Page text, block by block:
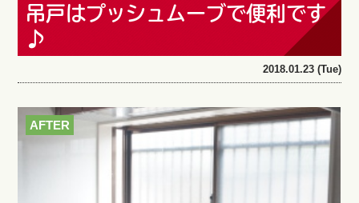
吊戸はプッシュムーブで便利です
♪
2018.01.23 (Tue)
AFTER